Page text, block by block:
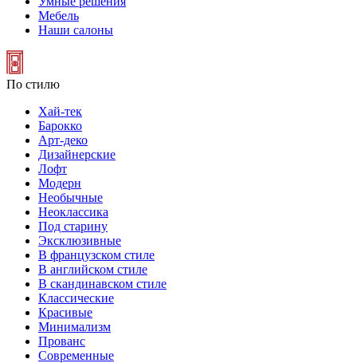
Мебель
Наши салоны
По стилю
Хай-тек
Барокко
Арт-деко
Дизайнерские
Лофт
Модерн
Необычные
Неоклассика
Под старину
Эксклюзивные
В французском стиле
В английском стиле
В скандинавском стиле
Классические
Красивые
Минимализм
Прованс
Современные